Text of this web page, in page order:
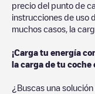
precio del punto de
instrucciones de uso
muchos casos, la
¡Carga tu energía
la carga de tu coche
¿Buscas una